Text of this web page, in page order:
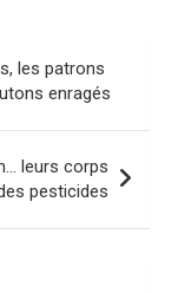
les patrons
enragés
leurs corps
pesticides